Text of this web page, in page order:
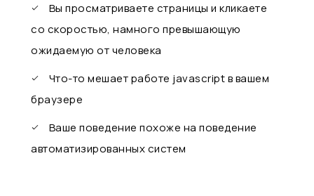
Вы просматриваете страницы и кликаете
со скоростью, намного превышающую
ожидаемую от человека
Что-то мешает работе javascript в вашем
браузере
Ваше поведение похоже на поведение
автоматизированных систем